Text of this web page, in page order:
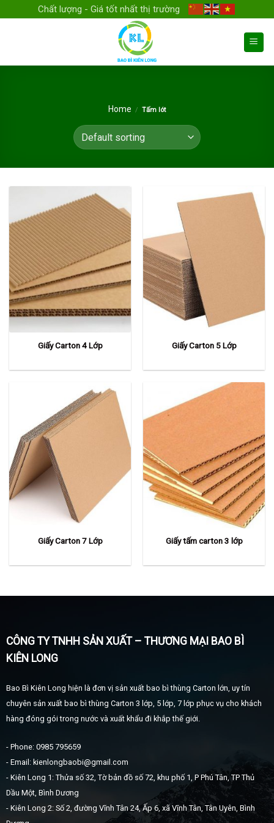
to
Chất lượng - Giá tốt nhất thị trường
Home / Tấm lót
Giấy Carton 4 Lớp Giấy Carton 5 Lớp
Giấy Carton 7 Lớp Giấy tấm carton 3 lớp
CÔNG TY TNHH SẢN XUẤT – THƯƠNG MẠI BAO BÌ
KIÊN LONG
Bao Bì Kiên Long hiện là đơn vị sản xuất bao bì thùng Carton lớn, uy tín
chuyên sản xuất bao bì thùng Carton 3 lớp, 5 lớp, 7 lớp phục vụ cho khách
hàng đóng gói trong nước và xuất khẩu đi khắp thế giới.
- Phone: 0985 795659
- Email: kienlongbaobi@gmail.com
- Kiên Long 1: Thửa số 32, Tờ bản đồ số 72, khu phố 1, P Phú Tân, TP Thủ
Dầu Một, Bình Dương
- Kiên Long 2: Số 2, đường Vĩnh Tân 24, Ấp 6, xã Vĩnh Tân, Tân Uyên, Bình